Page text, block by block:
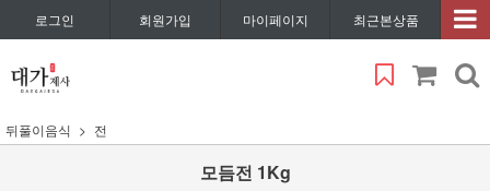
로그인 회원가입 마이페이지 최근본상품
뒤풀이음식 전
모듬전 1Kg